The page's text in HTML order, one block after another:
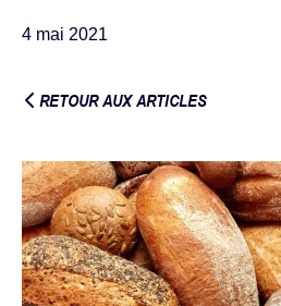
4 mai 2021
RETOUR AUX ARTICLES